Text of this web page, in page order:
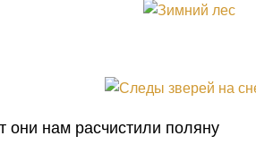
они нам расчистили поляну